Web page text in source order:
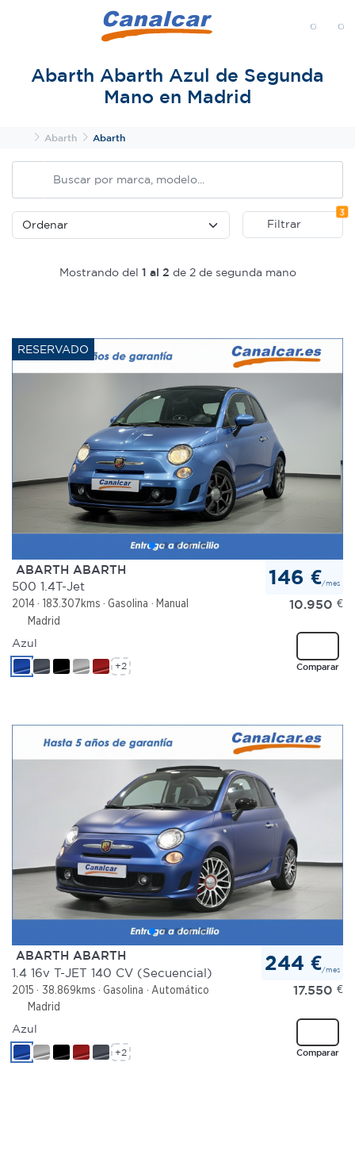
Abarth Abarth Azul de Segunda
Mano en Madrid
InicioAbarth Abarth
Filtrar
3
Mostrando del 1 al 2 de 2 de segunda mano
ABARTH ABARTH
500 1.4T-Jet
2014 183.307kms Gasolina
Manual
Madrid
146 €/mes
10.950 €
Comparar
Azul
+2
ABARTH ABARTH
1.4 16v T-JET 140 CV (Secuencial)
2015 38.869kms Gasolina
Automático
Madrid
244 €/mes
17.550 €
Comparar
Azul
+2